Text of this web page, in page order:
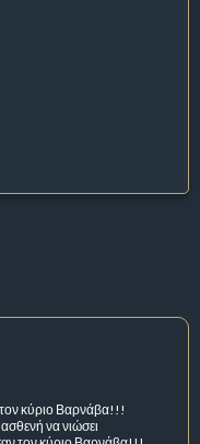
τον κύριο Βαρνάβα!!!
να νιώσει